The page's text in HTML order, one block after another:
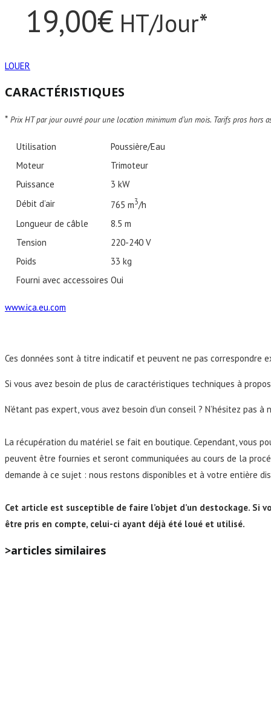
19,00€ HT/Jour*
LOUER
CARACTÉRISTIQUES
* Prix HT par jour ouvré pour une location minimum d’un mois. Tarifs pros hors
Utilisation
Poussière/Eau
Moteur
Trimoteur
Puissance
3 kW
Débit d’air
765 m3/h
Longueur de câble
8.5 m
Tension
220-240 V
Poids
33 kg
Fourni avec accessoires Oui
www.ica.eu.com
Ces données sont à titre indicatif et peuvent ne pas correspondre
Si vous avez besoin de plus de caractéristiques techniques à
N’étant pas expert, vous avez besoin d’un conseil ? N’hésitez
La récupération du matériel se fait en boutique. Cependant, vous
peuvent être fournies et seront communiquées au cours de la
demande à ce sujet : nous restons disponibles et à votre entière
Cet article est susceptible de faire l’objet d’un destockage. Si
être pris en compte, celui-ci ayant déjà été loué et utilisé.